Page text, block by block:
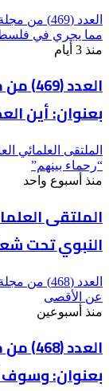
العدد
مما يجري في
منذ 3 أيام
بعنوان: أين
الملتقى العلمائي
“رحماء بينهم”
منذ أسبوع واحد
الملتقى
النبوي تحت
العدد
عن الأقصى
منذ أسبوعين
بعنوان: